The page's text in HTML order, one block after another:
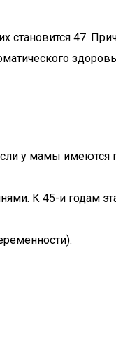
становится 47.
у мамы имеются
К 45-и годам